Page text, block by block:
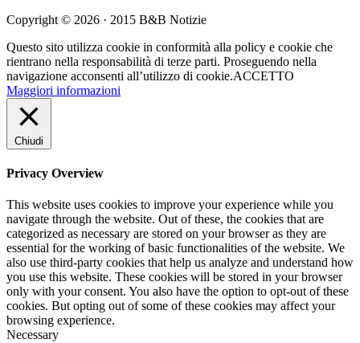
Copyright © 2026 · 2015 B&B Notizie
Questo sito utilizza cookie in conformità alla policy e cookie che
rientrano nella responsabilità di terze parti. Proseguendo nella
navigazione acconsenti all’utilizzo di cookie.ACCETTO
Maggiori informazioni
Chiudi
Privacy Overview
This website uses cookies to improve your experience while you
navigate through the website. Out of these, the cookies that are
categorized as necessary are stored on your browser as they are
essential for the working of basic functionalities of the website. We
also use third-party cookies that help us analyze and understand how
you use this website. These cookies will be stored in your browser
only with your consent. You also have the option to opt-out of these
cookies. But opting out of some of these cookies may affect your
browsing experience.
Necessary